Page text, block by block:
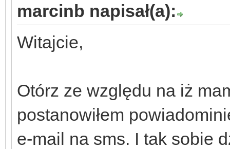
marcinb napisał(a):
Witajcie,
Otórz ze względu na iż
postanowiłem
e-mail na sms. I tak sobie